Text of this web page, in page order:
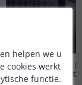
Solar
Highlight
helpen we u
cookies werkt
functie.